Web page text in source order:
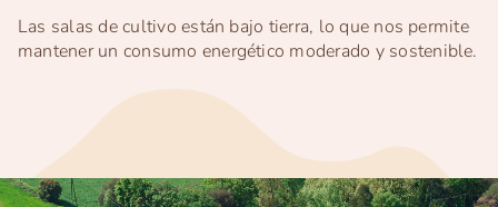
ESP
Las salas de cultivo están bajo tierra, lo que nos permite
mantener un consumo energético moderado y sostenible.